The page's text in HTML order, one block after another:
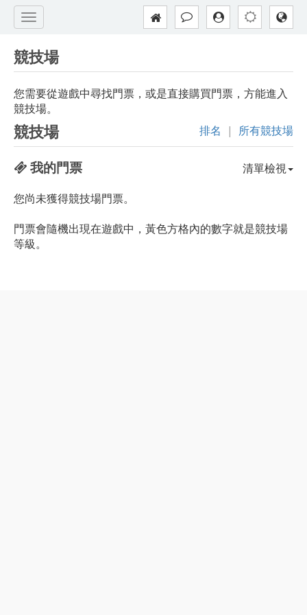
競技場
您需要從遊戲中尋找門票，或是直接購買門票，方能進入
競技場。
競技場 排名 | 所有競技場
我的門票
清單檢視
您尚未獲得競技場門票。
門票會隨機出現在遊戲中，黃色方格內的數字就是競技場
等級。